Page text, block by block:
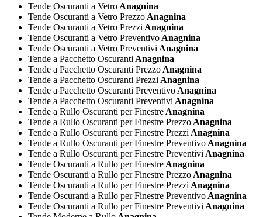
Tende Oscuranti a Vetro Anagnina
Tende Oscuranti a Vetro Prezzo Anagnina
Tende Oscuranti a Vetro Prezzi Anagnina
Tende Oscuranti a Vetro Preventivo Anagnina
Tende Oscuranti a Vetro Preventivi Anagnina
Tende a Pacchetto Oscuranti Anagnina
Tende a Pacchetto Oscuranti Prezzo Anagnina
Tende a Pacchetto Oscuranti Prezzi Anagnina
Tende a Pacchetto Oscuranti Preventivo Anagnina
Tende a Pacchetto Oscuranti Preventivi Anagnina
Tende a Rullo Oscuranti per Finestre Anagnina
Tende a Rullo Oscuranti per Finestre Prezzo Anagnina
Tende a Rullo Oscuranti per Finestre Prezzi Anagnina
Tende a Rullo Oscuranti per Finestre Preventivo Anagnina
Tende a Rullo Oscuranti per Finestre Preventivi Anagnina
Tende Oscuranti a Rullo per Finestre Anagnina
Tende Oscuranti a Rullo per Finestre Prezzo Anagnina
Tende Oscuranti a Rullo per Finestre Prezzi Anagnina
Tende Oscuranti a Rullo per Finestre Preventivo Anagnina
Tende Oscuranti a Rullo per Finestre Preventivi Anagnina